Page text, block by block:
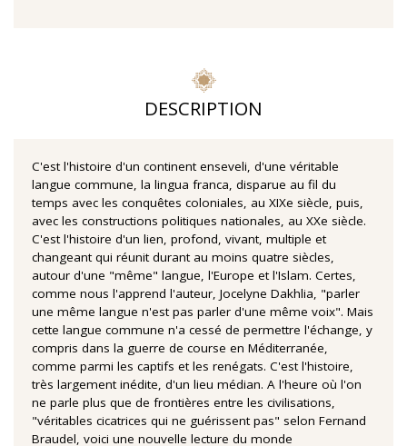
DESCRIPTION
C'est l'histoire d'un continent enseveli, d'une véritable
langue commune, la lingua franca, disparue au fil du
temps avec les conquêtes coloniales, au XIXe siècle, puis,
avec les constructions politiques nationales, au XXe siècle.
C'est l'histoire d'un lien, profond, vivant, multiple et
changeant qui réunit durant au moins quatre siècles,
autour d'une "même" langue, l'Europe et l'Islam. Certes,
comme nous l'apprend l'auteur, Jocelyne Dakhlia, "parler
une même langue n'est pas parler d'une même voix". Mais
cette langue commune n'a cessé de permettre l'échange, y
compris dans la guerre de course en Méditerranée,
comme parmi les captifs et les renégats. C'est l'histoire,
très largement inédite, d'un lieu médian. A l'heure où l'on
ne parle plus que de frontières entre les civilisations,
"véritables cicatrices qui ne guérissent pas" selon Fernand
Braudel, voici une nouvelle lecture du monde